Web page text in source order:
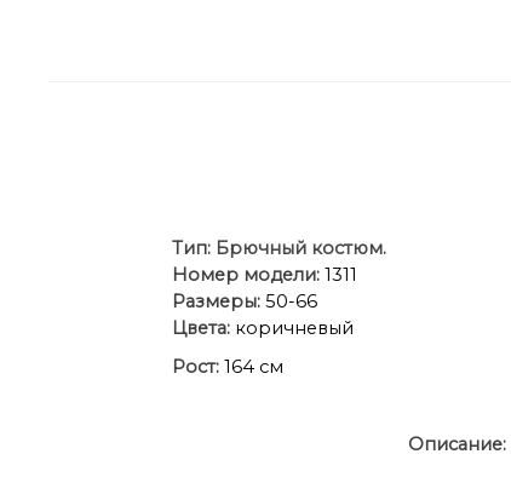
Тип: Брючный костюм.
Номер модели: 1311
Размеры: 50-66
Цвета: коричневый
Рост: 164 см
Описание: